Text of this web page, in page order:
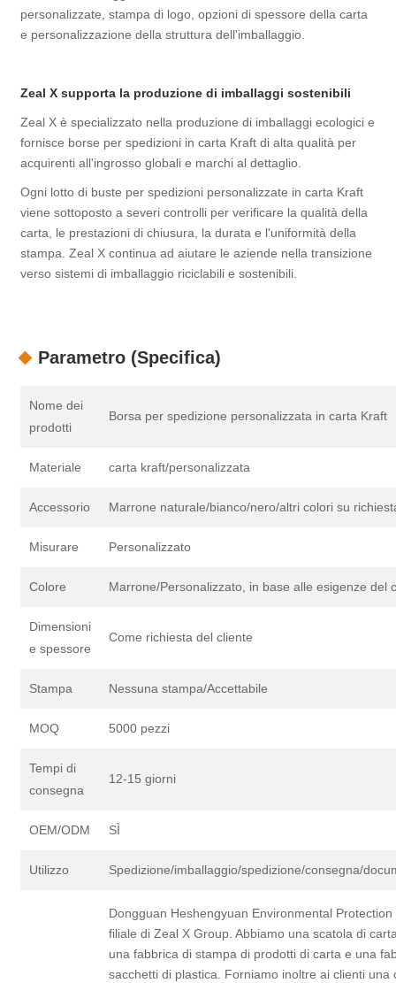
personalizzate, stampa di logo, opzioni di spessore della carta
e personalizzazione della struttura dell'imballaggio.
Zeal X supporta la produzione di imballaggi sostenibili
Zeal X è specializzato nella produzione di imballaggi ecologici e
fornisce borse per spedizioni in carta Kraft di alta qualità per
acquirenti all'ingrosso globali e marchi al dettaglio.
Ogni lotto di buste per spedizioni personalizzate in carta Kraft
viene sottoposto a severi controlli per verificare la qualità della
carta, le prestazioni di chiusura, la durata e l'uniformità della
stampa. Zeal X continua ad aiutare le aziende nella transizione
verso sistemi di imballaggio riciclabili e sostenibili.
Parametro (Specifica)
Nome dei
prodotti
Borsa per spedizione personalizzata in carta Kraft
Materiale carta kraft/personalizzata
Accessorio Marrone naturale/bianco/nero/altri colori su
Misurare Personalizzato
Colore Marrone/Personalizzato, in base alle esigenze del
Dimensioni
e spessore
Come richiesta del cliente
Stampa Nessuna stampa/Accettabile
MOQ 5000 pezzi
Tempi di
consegna
12-15 giorni
OEM/ODM SÌ
Utilizzo Spedizione/imballaggio/spedizione/consegna/
Dongguan Heshengyuan Environmental
filiale di Zeal X Group. Abbiamo una scatola di
una fabbrica di stampa di prodotti di carta e una
sacchetti di plastica. Forniamo inoltre ai clienti una